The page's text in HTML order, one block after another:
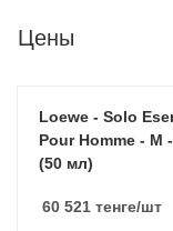
Цены
Loewe - Solo
Pour Homme - M
(50 мл)
60 521 тенге/шт